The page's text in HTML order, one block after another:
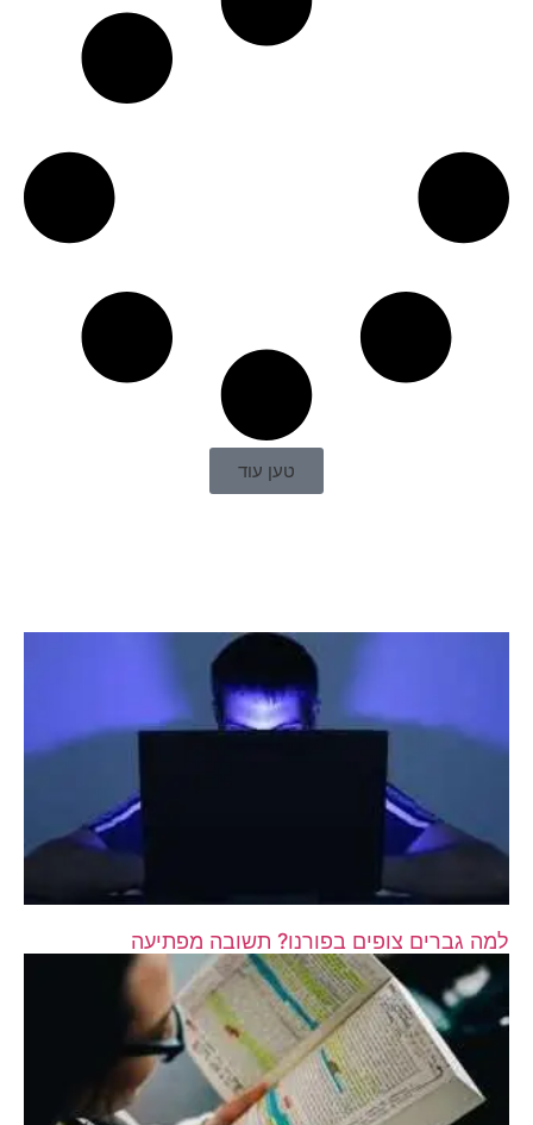
טען עוד
למה גברים צופים בפורנו? תשובה מפתיעה